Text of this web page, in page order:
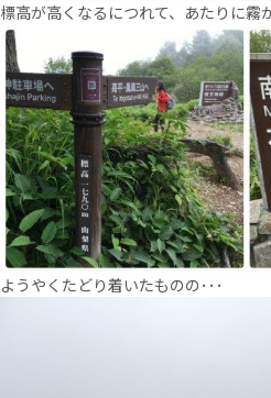
標高が高くなるにつれて、あたりに霧
ようやくたどり着いたものの･･･